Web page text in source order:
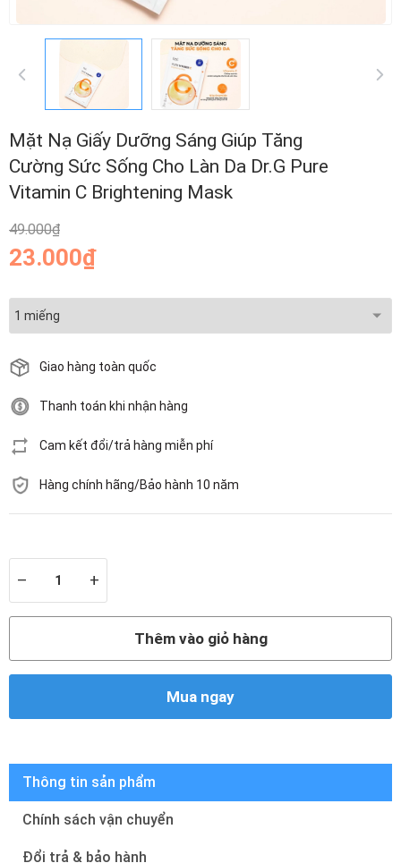
Mặt Nạ Giấy Dưỡng Sáng Giúp Tăng
Cường Sức Sống Cho Làn Da Dr.G Pure
Vitamin C Brightening Mask
49.000₫
23.000₫
Giao hàng toàn quốc
Thanh toán khi nhận hàng
Cam kết đổi/trả hàng miễn phí
Hàng chính hãng/Bảo hành 10 năm
– +
Thêm vào giỏ hàng
Mua ngay
Thông tin sản phẩm
Chính sách vận chuyển
Đổi trả & bảo hành